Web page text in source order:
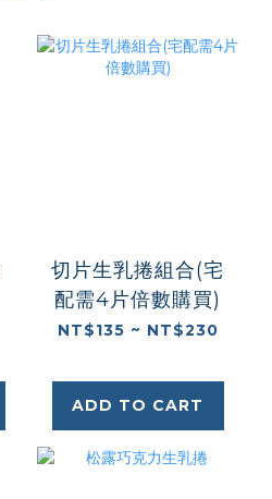
切片生乳捲組合(宅
配需4片倍數購買)
NT$135 ~ NT$230
ADD TO CART